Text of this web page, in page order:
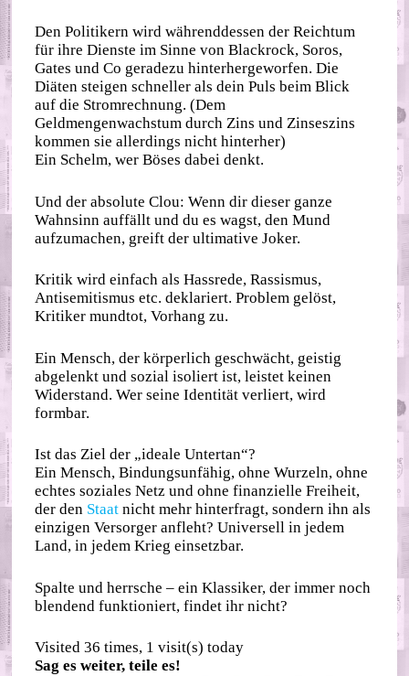
Den Politikern wird währenddessen der Reichtum
für ihre Dienste im Sinne von Blackrock, Soros,
Gates und Co geradezu hinterhergeworfen. Die
Diäten steigen schneller als dein Puls beim Blick
auf die Stromrechnung. (Dem
Geldmengenwachstum durch Zins und Zinseszins
kommen sie allerdings nicht hinterher)
Ein Schelm, wer Böses dabei denkt.
Und der absolute Clou: Wenn dir dieser ganze
Wahnsinn auffällt und du es wagst, den Mund
aufzumachen, greift der ultimative Joker.
Kritik wird einfach als Hassrede, Rassismus,
Antisemitismus etc. deklariert. Problem gelöst,
Kritiker mundtot, Vorhang zu.
Ein Mensch, der körperlich geschwächt, geistig
abgelenkt und sozial isoliert ist, leistet keinen
Widerstand. Wer seine Identität verliert, wird
formbar.
Ist das Ziel der „ideale Untertan“?
Ein Mensch, Bindungsunfähig, ohne Wurzeln, ohne
echtes soziales Netz und ohne finanzielle Freiheit,
der den Staat nicht mehr hinterfragt, sondern ihn als
einzigen Versorger anfleht? Universell in jedem
Land, in jedem Krieg einsetzbar.
Spalte und herrsche – ein Klassiker, der immer noch
blendend funktioniert, findet ihr nicht?
Visited 36 times, 1 visit(s) today
Sag es weiter, teile es!